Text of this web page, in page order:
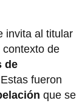
invita al titular
de
de
fueron
que se